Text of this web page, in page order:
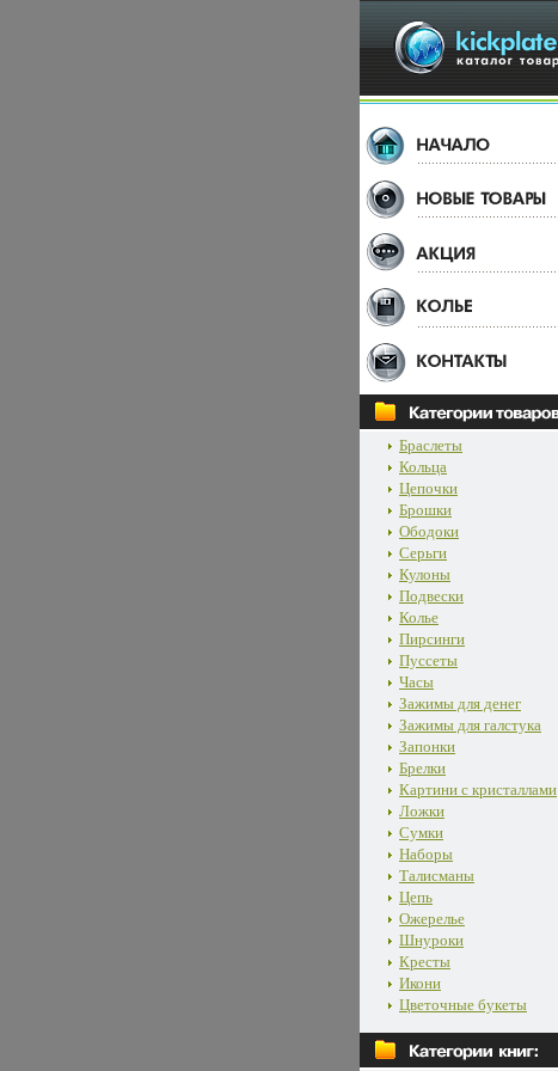
Браслеты
Кольца
Цепочки
Брошки
Ободоки
Серьги
Кулоны
Подвески
Колье
Пирсинги
Пуссеты
Часы
Зажимы для денег
Зажимы для галстука
Запонки
Брелки
Картини с кристаллами
Ложки
Сумки
Наборы
Талисманы
Цепь
Ожерелье
Шнуроки
Кресты
Икони
Цветочные букеты